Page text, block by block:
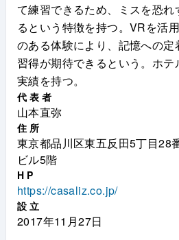
て練習できるため、ミスを恐
るという特徴を持つ。VRを活
のある体験により、記憶への
習得が期待できるという。ホ
実績を持つ。
代表者
山本直弥
住所
東京都品川区東五反田5丁目28
ビル5階
HP
https://casaliz.co.jp/
設立
2017年11月27日